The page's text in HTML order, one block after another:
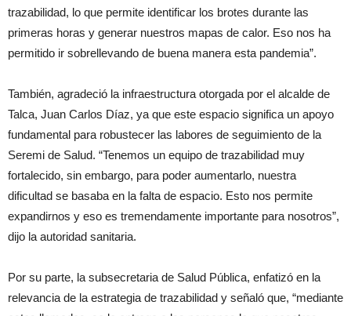
trazabilidad, lo que permite identificar los brotes durante las
primeras horas y generar nuestros mapas de calor. Eso nos ha
permitido ir sobrellevando de buena manera esta pandemia”.
También, agradeció la infraestructura otorgada por el alcalde de
Talca, Juan Carlos Díaz, ya que este espacio significa un apoyo
fundamental para robustecer las labores de seguimiento de la
Seremi de Salud. “Tenemos un equipo de trazabilidad muy
fortalecido, sin embargo, para poder aumentarlo, nuestra
dificultad se basaba en la falta de espacio. Esto nos permite
expandirnos y eso es tremendamente importante para nosotros”,
dijo la autoridad sanitaria.
Por su parte, la subsecretaria de Salud Pública, enfatizó en la
relevancia de la estrategia de trazabilidad y señaló que, “mediante